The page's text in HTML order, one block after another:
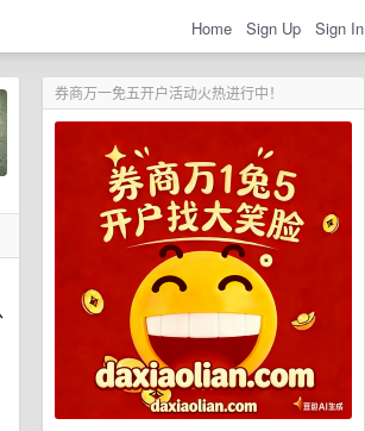
Home Sign Up Sign In
券商万一免五开户活动火热进行中！